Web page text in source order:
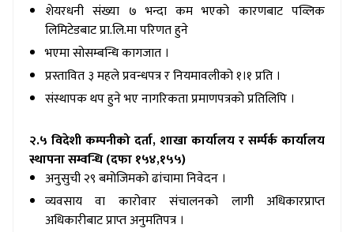
शेयरधनी संख्या ७ भन्दा कम भएको कारणबाट पव्लिक
लिमिटेडबाट प्रा.लि.मा परिणत हुने
भएमा सोसम्बन्धि कागजात ।
प्रस्तावित ३ महले प्रवन्धपत्र र नियमावलीको १।१ प्रति ।
संस्थापक थप हुने भए नागरिकता प्रमाणपत्रको प्रतिलिपि ।
२.५ विदेशी कम्पनीको दर्ता, शाखा कार्यालय र सर्म्पर्क कार्यालय
स्थापना सम्वन्धि (दफा १५४,१५५)
अनुसुची २९ बमोजिमको ढांचामा निवेदन ।
व्यवसाय वा कारोवार संचालनको लागी अधिकारप्राप्त
अधिकारीबाट प्राप्त अनुमतिपत्र ।